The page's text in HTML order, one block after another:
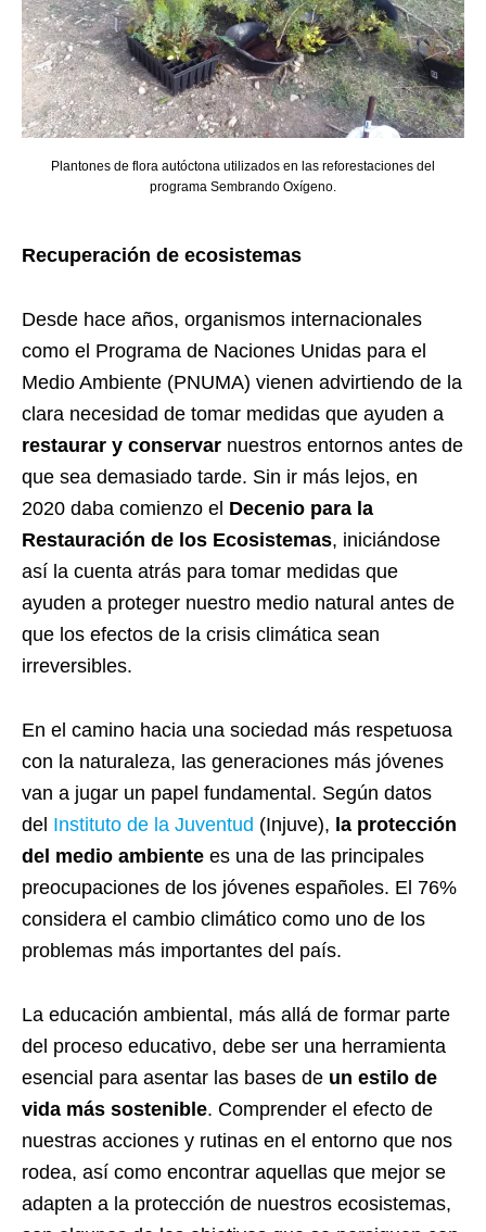
Plantones de flora autóctona utilizados en las reforestaciones del
programa Sembrando Oxígeno.
Recuperación de ecosistemas
Desde hace años, organismos internacionales
como el Programa de Naciones Unidas para el
Medio Ambiente (PNUMA) vienen advirtiendo de la
clara necesidad de tomar medidas que ayuden a
restaurar y conservar nuestros entornos antes de
que sea demasiado tarde. Sin ir más lejos, en
2020 daba comienzo el Decenio para la
Restauración de los Ecosistemas, iniciándose
así la cuenta atrás para tomar medidas que
ayuden a proteger nuestro medio natural antes de
que los efectos de la crisis climática sean
irreversibles.
En el camino hacia una sociedad más respetuosa
con la naturaleza, las generaciones más jóvenes
van a jugar un papel fundamental. Según datos
del Instituto de la Juventud (Injuve), la protección
del medio ambiente es una de las principales
preocupaciones de los jóvenes españoles. El 76%
considera el cambio climático como uno de los
problemas más importantes del país.
La educación ambiental, más allá de formar parte
del proceso educativo, debe ser una herramienta
esencial para asentar las bases de un estilo de
vida más sostenible. Comprender el efecto de
nuestras acciones y rutinas en el entorno que nos
rodea, así como encontrar aquellas que mejor se
adapten a la protección de nuestros ecosistemas,